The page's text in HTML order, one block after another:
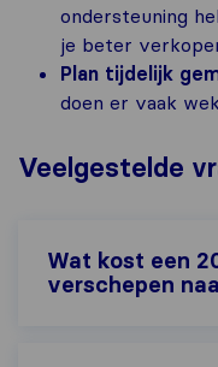
ondersteuning
je beter
Plan tijdelijk
doen er vaak
Veelgestelde
Wat kost een
verschepen